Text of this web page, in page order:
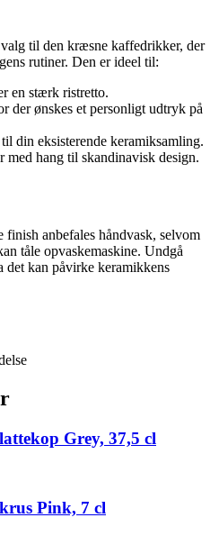
til den kræsne kaffedrikker, der
rutiner. Den er ideel til:
en stærk ristretto.
der ønskes et personligt udtryk på
din eksisterende keramiksamling.
med hang til skandinavisk design.
finish anbefales håndvask, selvom
tåle opvaskemaskine. Undgå
det kan påvirke keramikkens
Grey, 37,5 cl
Pink, 7 cl